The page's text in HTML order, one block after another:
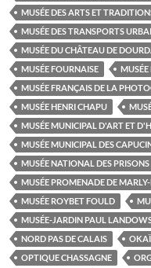
MUSÉE DES ARTS ET
MUSÉE DES TRANSPORTS
MUSÉE DU CHÂTEAU DE
MUSÉE FOURNAISE
MUSÉE
MUSÉE FRANÇAIS DE LA
MUSÉE HENRI CHAPU
MUSÉE MUNICIPAL D'ART ET
MUSÉE MUNICIPAL DES
MUSÉE NATIONAL DES PRISONS
MUSÉE PROMENADE DE
MUSÉE ROYBET FOULD
MUSÉE-JARDIN PAUL
NORD PAS DE CALAIS
OPTIQUE CHASSAGNE